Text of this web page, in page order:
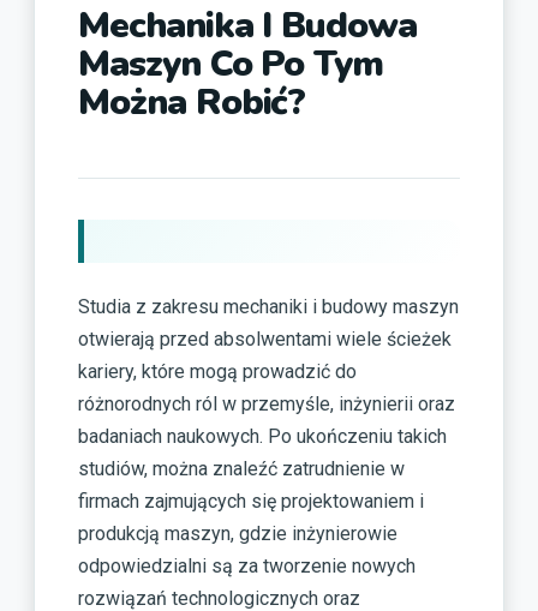
Mechanika I Budowa
Maszyn Co Po Tym
Można Robić?
Studia z zakresu mechaniki i budowy maszyn
otwierają przed absolwentami wiele ścieżek
kariery, które mogą prowadzić do
różnorodnych ról w przemyśle, inżynierii oraz
badaniach naukowych. Po ukończeniu takich
studiów, można znaleźć zatrudnienie w
firmach zajmujących się projektowaniem i
produkcją maszyn, gdzie inżynierowie
odpowiedzialni są za tworzenie nowych
rozwiązań technologicznych oraz